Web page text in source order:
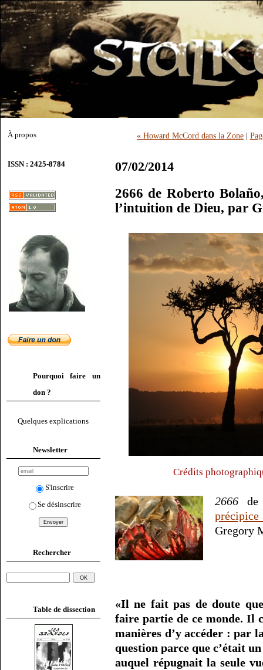
À propos
ISSN : 2425-8784
Pourquoi faire un
don ?
Quelques explications
Newsletter
S'inscrire
Se désinscrire
Rechercher
Table de dissection
« Howard McCord dans la Zone|
07/02/2014
2666 de Roberto
l’intuition de Dieu, par
Crédits
2666 de
Gregory
«Il ne fait pas de doute
faire partie de ce monde. Il
manières d’y accéder : par
question parce que c’était
auquel répugnait la seule